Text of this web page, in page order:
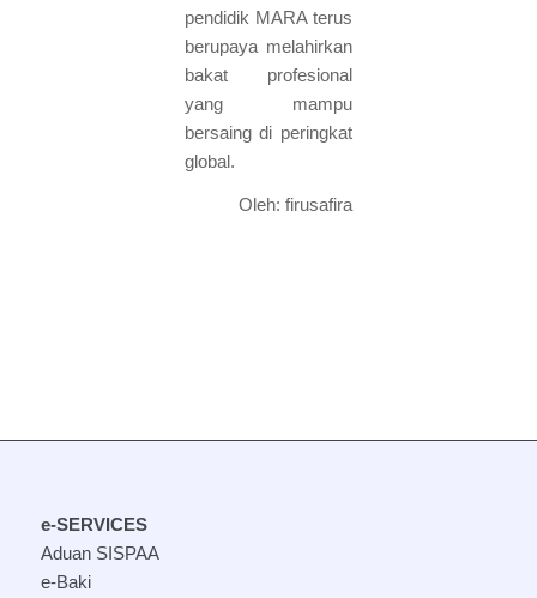
pendidik MARA terus
berupaya melahirkan
bakat profesional
yang mampu
bersaing di peringkat
global.
Oleh: firusafira
e-SERVICES
Aduan SISPAA
e-Baki